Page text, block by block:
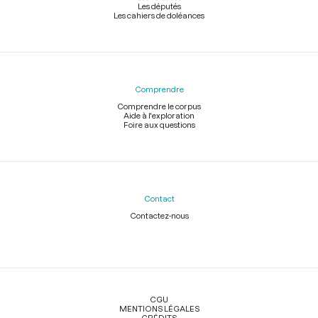
Les députés
Les cahiers de doléances
Comprendre
Comprendre le corpus
Aide à l'exploration
Foire aux questions
Contact
Contactez-nous
Légal
CGU
MENTIONS LÉGALES